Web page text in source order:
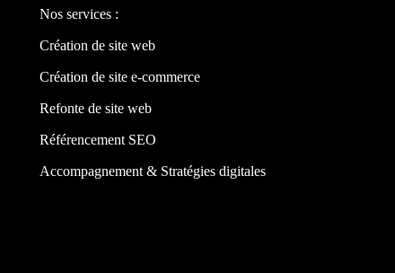
Nos services :
Création de site web
Création de site e-commerce
Refonte de site web
Référencement SEO
Accompagnement & Stratégies digitales